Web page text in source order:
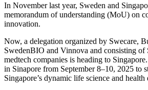
In November last year, Sweden and
memorandum of understanding (MoU) on
innovation.
Now, a delegation organized by Swecare,
SwedenBIO and Vinnova and consisting of
medtech companies is heading to
in Sinapore from September 8–10, 2025 to
Singapore’s dynamic life science and health